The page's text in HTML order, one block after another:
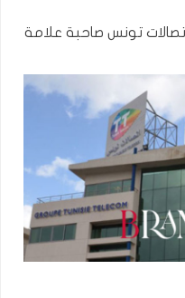
تونس صاحبة علامة